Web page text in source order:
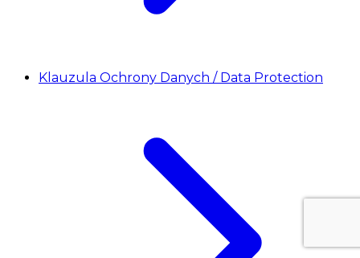
Klauzula Ochrony Danych / Data Protection